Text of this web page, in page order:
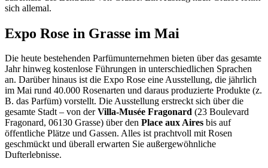
sich allemal.
Expo Rose in Grasse im Mai
Die heute bestehenden Parfümunternehmen bieten über das gesamte
Jahr hinweg kostenlose Führungen in unterschiedlichen Sprachen
an. Darüber hinaus ist die Expo Rose eine Ausstellung, die jährlich
im Mai rund 40.000 Rosenarten und daraus produzierte Produkte (z.
B. das Parfüm) vorstellt. Die Ausstellung erstreckt sich über die
gesamte Stadt – von derVilla-Musée Fragonard (23 Boulevard
Fragonard, 06130 Grasse) über den Place aux Aires bis auf
öffentliche Plätze und Gassen. Alles ist prachtvoll mit Rosen
geschmückt und überall erwarten Sie außergewöhnliche
Dufterlebnisse.